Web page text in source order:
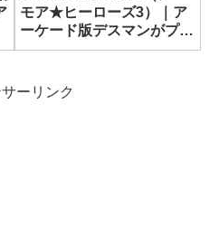
モア★ヒーローズ3）｜ア
ーケード版デスマンがプレ
イできる場所まとめ/実績
ーリンク